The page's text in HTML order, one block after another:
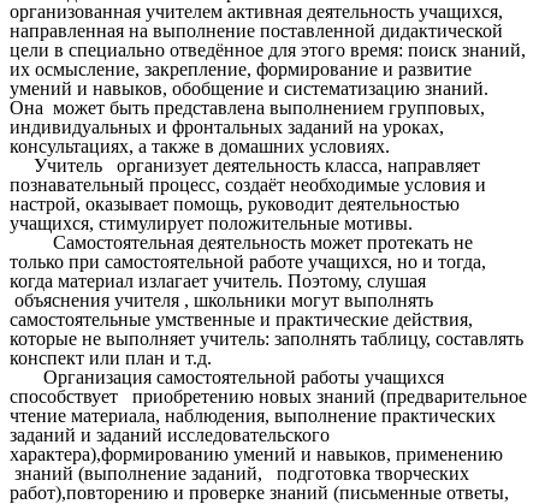
организованная учителем активная деятельность учащихся,
направленная на выполнение поставленной дидактической
цели в специально отведённое для этого время: поиск знаний,
их осмысление, закрепление, формирование и развитие
умений и навыков, обобщение и систематизацию знаний.
Она может быть представлена выполнением групповых,
индивидуальных и фронтальных заданий на уроках,
консультациях, а также в домашних условиях.
Учитель организует деятельность класса, направляет
познавательный процесс, создаёт необходимые условия и
настрой, оказывает помощь, руководит деятельностью
учащихся, стимулирует положительные мотивы.
Самостоятельная деятельность может протекать не
только при самостоятельной работе учащихся, но и тогда,
когда материал излагает учитель. Поэтому, слушая
объяснения учителя , школьники могут выполнять
самостоятельные умственные и практические действия,
которые не выполняет учитель: заполнять таблицу, составлять
конспект или план и т.д.
Организация самостоятельной работы учащихся
способствует приобретению новых знаний (предварительное
чтение материала, наблюдения, выполнение практических
заданий и заданий исследовательского
характера),формированию умений и навыков, применению
знаний (выполнение заданий, подготовка творческих
работ),повторению и проверке знаний (письменные ответы,